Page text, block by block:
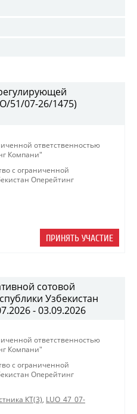
51/07-26/1475)
ответственностью
Компани"
с ограниченной
Оперейтинг
ПРИНЯТЬ УЧАСТИЕ
сотовой
Узбекистан
- 03.09.2026
ответственностью
Компани"
с ограниченной
Оперейтинг
КТ(3), LUO_47_07-